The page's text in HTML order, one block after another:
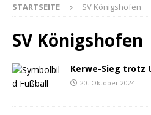
STARTSEITE SV Königshofen
SV Königshofen
Kerwe-Sieg trotz
20. Oktober 2024